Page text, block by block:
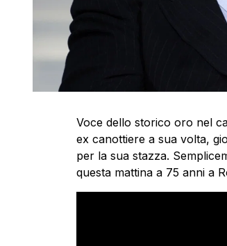
Voce dello storico oro nel
ex canottiere a sua volta,
per la sua stazza.
questa mattina a 75 anni a